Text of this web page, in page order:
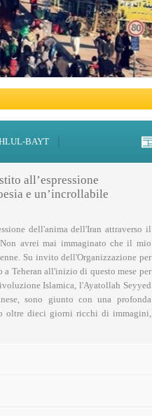
per il Ramadan
BAYT
all’espressione
e un’incrollabile
dell'anima dell'Iran attraverso il
avrei mai immaginato che il mio
Su invito dell'Organizzazione per
Teheran all'inizio di questo mese per
Islamica, l'Ayatollah Seyyed
sono giunto con una profonda
oltre dieci giorni ricchi di immagini,